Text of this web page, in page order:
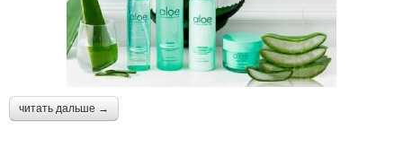
читать дальше →